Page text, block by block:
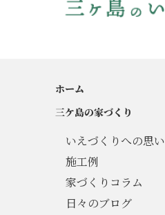
ホーム
三ケ島の家づくり
いえづくりへの思い
施工例
家づくりコラム
日々のブログ